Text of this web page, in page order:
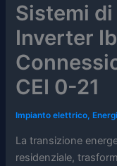
Sistemi
Inverter
CEI 0-21
Impianto elettrico,
La transizione
residenziale,